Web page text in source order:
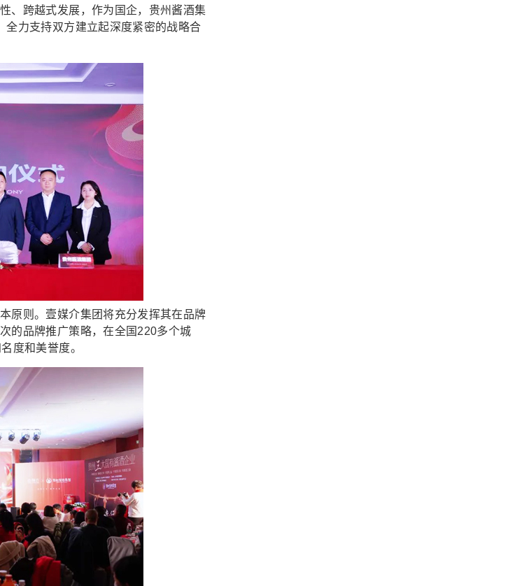
、跨越式发展，作为国企，贵州酱酒集
全力支持双方建立起深度紧密的战略合
则。壹媒介集团将充分发挥其在品牌
的品牌推广策略，在全国220多个城
度和美誉度。